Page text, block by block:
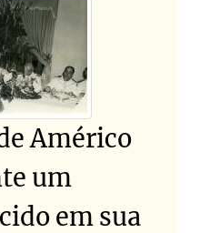
Américo
um
em sua